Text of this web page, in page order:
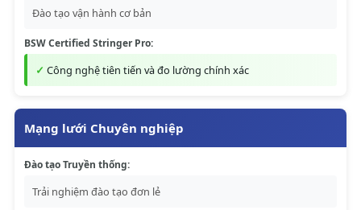
Đào tạo vận hành cơ bản
BSW Certified Stringer Pro:
Công nghệ tiên tiến và đo lường chính xác
Mạng lưới Chuyên nghiệp
Đào tạo Truyền thống:
Trải nghiệm đào tạo đơn lẻ